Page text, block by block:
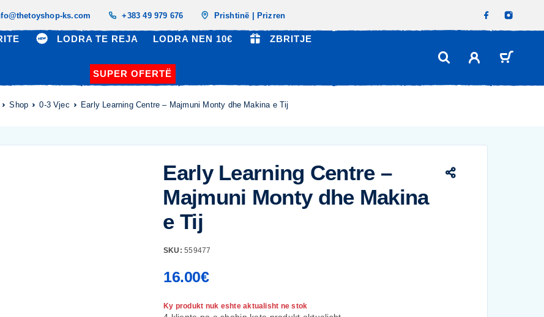
ks.com +383 49 979 676 Prishtinë | Prizren
LODRA TE REJA LODRA NEN 10€ ZBRITJE
SUPER OFERTË
Shop 0-3 Vjec Early Learning Centre – Majmuni Monty dhe Makina e Tij
Early Learning Centre –
Majmuni Monty dhe Makina
e Tij
SKU:559477
16.00€
Ky produkt nuk eshte aktualisht ne stok